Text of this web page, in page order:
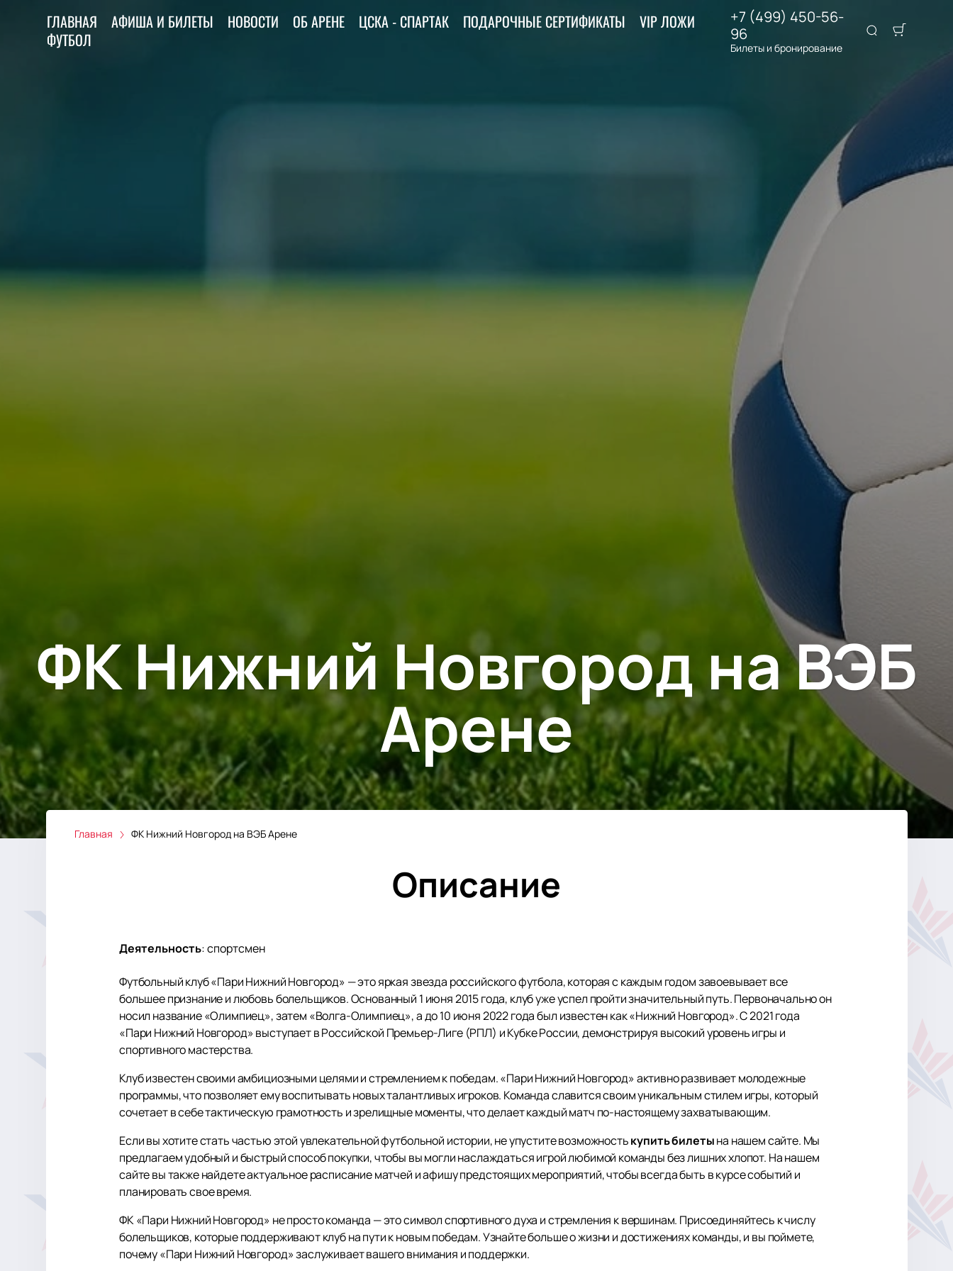
ГЛАВНАЯ АФИША И БИЛЕТЫ НОВОСТИ ОБ АРЕНЕ ЦСКА - СПАРТАК ПОДАРОЧНЫЕ СЕРТИФИКАТЫ
VIP ЛОЖИ
ФУТБОЛ
+7 (499) 450-56-
96
Билеты и бронирование
ФК Нижний Новгород на ВЭБ
Арене
Главная ФК Нижний Новгород на ВЭБ Арене
Описание
Деятельность:спортсмен
Футбольный клуб «Пари Нижний Новгород» — это яркая звезда российского футбола, которая с каждым годом завоевывает все
большее признание и любовь болельщиков. Основанный 1 июня 2015 года, клуб уже успел пройти значительный путь. Первоначально он
носил название «Олимпиец», затем «Волга-Олимпиец», а до 10 июня 2022 года был известен как «Нижний Новгород». С 2021 года
«Пари Нижний Новгород» выступает в Российской Премьер-Лиге (РПЛ) и Кубке России, демонстрируя высокий уровень игры и
спортивного мастерства.
Клуб известен своими амбициозными целями и стремлением к победам. «Пари Нижний Новгород» активно развивает молодежные
программы, что позволяет ему воспитывать новых талантливых игроков. Команда славится своим уникальным стилем игры, который
сочетает в себе тактическую грамотность и зрелищные моменты, что делает каждый матч по-настоящему захватывающим.
Если вы хотите стать частью этой увлекательной футбольной истории, не упустите возможностькупить билетына нашем сайте. Мы
предлагаем удобный и быстрый способ покупки, чтобы вы могли наслаждаться игрой любимой команды без лишних хлопот. На нашем
сайте вы также найдете актуальное расписание матчей и афишу предстоящих мероприятий, чтобы всегда быть в курсе событий и
планировать свое время.
ФК «Пари Нижний Новгород» не просто команда — это символ спортивного духа и стремления к вершинам. Присоединяйтесь к числу
болельщиков, которые поддерживают клуб на пути к новым победам. Узнайте больше о жизни и достижениях команды, и вы поймете,
почему «Пари Нижний Новгород» заслуживает вашего внимания и поддержки.